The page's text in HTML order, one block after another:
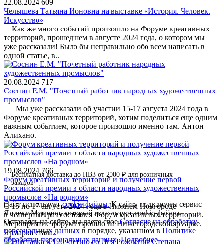
22.08.2024 609
Челышева Татьяна Ионовна на выставке «История. Человек.
Искусство»
Как же много событий произошло на Форуме креативных
территорий, прошедшем в августе 2024 года, о котором мы
уже рассказали! Было бы неправильно обо всем написать в
одной статье, в..
20.08.2024 717
Соснин Е.М. "Почетный работник народных художественных
промыслов"
Мы уже рассказали об участии 15-17 августа 2024 года в
Форуме креативных территорий, хотим поделиться еще одним
важным событием, которое произошло именно там. Антон
Алихано..
19.08.2024 766
Форум креативных территорий и получение первой
Российской премии в области народных художественных
промыслов «На родном»
С 15 по 17 августа 2024 года в Нижнем Новгороде
в четвертый раз состоялся Форум креативных территорий.
Мероприятие форума прошло на Нижегородской ярмарке.
Ярмарка стала..
Бесплатная доставка до ПВЗ от 2000 ₽ для розничных
заказов
Сайт используетcookie-файлы.К cайту подключен сервис
Яндекс.Метрика, который использует cookie-файлы.
Оставаясь на сайте, вы даете своеСогласие на обработку
персональных данных в порядке, указанном в Политике
обработки персональных данных.Подробнее